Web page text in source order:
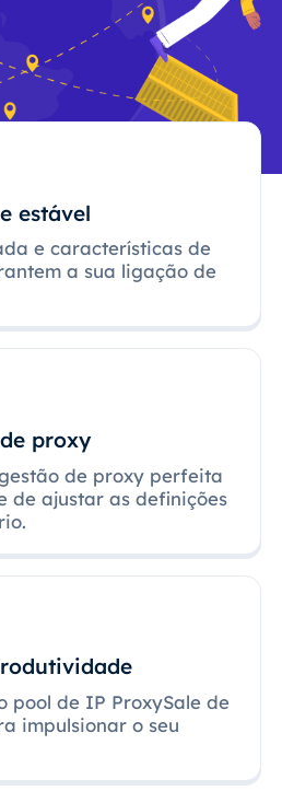
estável
e características de
a sua ligação de
proxy
de proxy perfeita
de ajustar as definições
pool de IP ProxySale de
impulsionar o seu